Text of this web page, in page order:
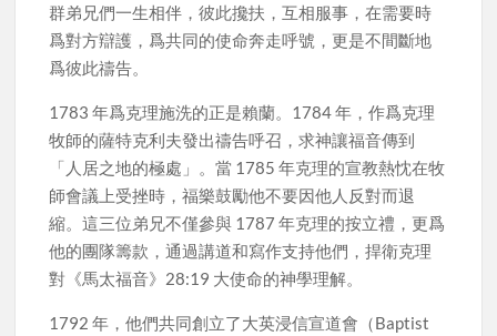
群弟兄們一生相伴，彼此攙扶，互相服事，在需要時
爲對方辯護，爲共同的使命奔走呼號，更是不間斷地
爲彼此禱告。
1783 年爲克理施洗的正是賴蘭。1784 年，作爲克理
牧師的薩特克利夫發出禱告呼召，求神讓福音傳到
「人居之地的極處」。當 1785 年克理的宣教熱忱在牧
師會議上受挫時，福樂鼓勵他不要因他人反對而退
縮。這三位弟兄不僅參與 1787 年克理的按立禮，更爲
他的團隊籌款，通過講道和寫作支持他們，捍衛克理
對《馬太福音》28:19 大使命的神學理解。
1792 年，他們共同創立了大英浸信宣道會（Baptist